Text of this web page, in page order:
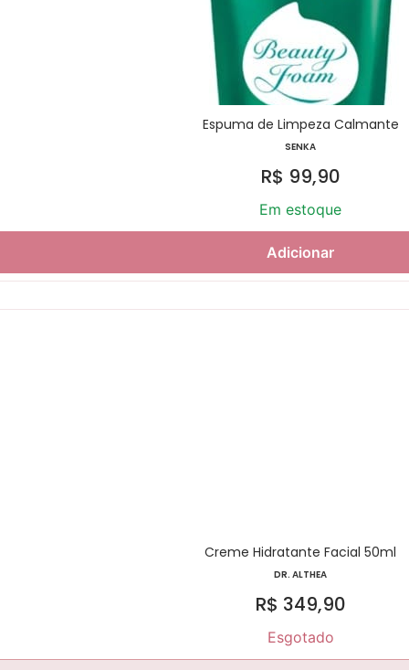
Espuma de Limpeza Calmante
SENKA
R$ 99,90
Em estoque
Adicionar
Creme Hidratante Facial 50ml
DR. ALTHEA
R$ 349,90
Esgotado